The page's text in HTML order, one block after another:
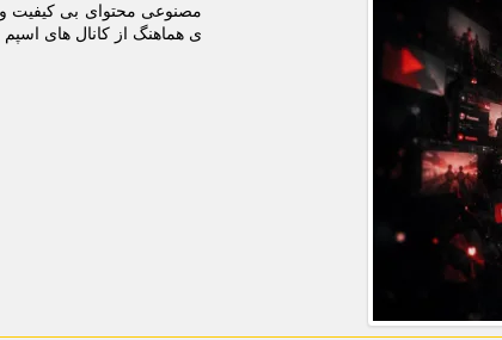
ی هماهنگ از کانال های